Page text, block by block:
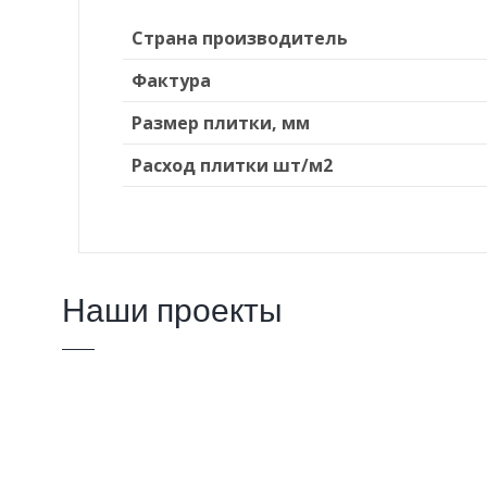
Страна производитель
Фактура
Размер плитки, мм
Расход плитки шт/м2
Наши проекты